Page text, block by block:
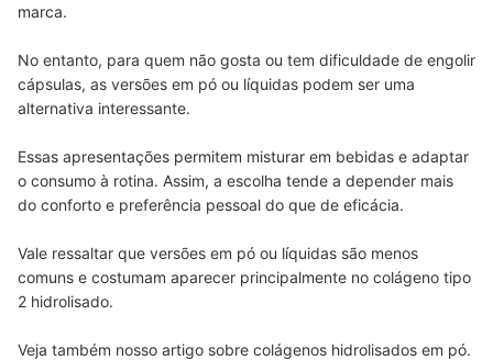
marca.
No entanto, para quem não gosta ou tem dificuldade de engolir
cápsulas, as versões em pó ou líquidas podem ser uma
alternativa interessante.
Essas apresentações permitem misturar em bebidas e adaptar
o consumo à rotina. Assim, a escolha tende a depender mais
do conforto e preferência pessoal do que de eficácia.
Vale ressaltar que versões em pó ou líquidas são menos
comuns e costumam aparecer principalmente no colágeno tipo
2 hidrolisado.
Veja também nosso artigo sobre colágenos hidrolisados em pó.